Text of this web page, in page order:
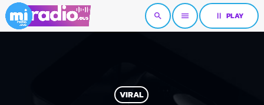
search menu pause PLAY
VIRAL